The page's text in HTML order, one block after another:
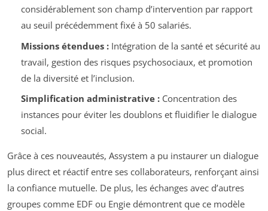
considérablement son champ d’intervention par rapport
au seuil précédemment fixé à 50 salariés.
Missions étendues :Intégration de la santé et sécurité au
travail, gestion des risques psychosociaux, et promotion
de la diversité et l’inclusion.
Simplification administrative :Concentration des
instances pour éviter les doublons et fluidifier le dialogue
social.
Grâce à ces nouveautés, Assystem a pu instaurer un dialogue
plus direct et réactif entre ses collaborateurs, renforçant ainsi
la confiance mutuelle. De plus, les échanges avec d’autres
groupes comme EDF ou Engie démontrent que ce modèle